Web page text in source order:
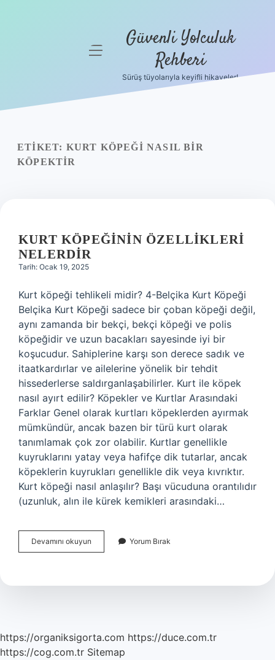
Yasal Uyarı
menüyü Güvenli Yolculuk
Rehberi
Sürüş tüyolarıyla keyifli hikayeler!
ETIKET: KURT KÖPEĞI NASIL BIR
KÖPEKTIR
KURT KÖPEĞININ ÖZELLIKLERI
NELERDIR
Tarih: Ocak 19, 2025
Kurt köpeği tehlikeli midir? 4-Belçika Kurt Köpeği
Belçika Kurt Köpeği sadece bir çoban köpeği değil,
aynı zamanda bir bekçi, bekçi köpeği ve polis
köpeğidir ve uzun bacakları sayesinde iyi bir
koşucudur. Sahiplerine karşı son derece sadık ve
itaatkardırlar ve ailelerine yönelik bir tehdit
hissederlerse saldırganlaşabilirler. Kurt ile köpek
nasıl ayırt edilir? Köpekler ve Kurtlar Arasındaki
Farklar Genel olarak kurtları köpeklerden ayırmak
mümkündür, ancak bazen bir türü kurt olarak
tanımlamak çok zor olabilir. Kurtlar genellikle
kuyruklarını yatay veya hafifçe dik tutarlar, ancak
köpeklerin kuyrukları genellikle dik veya kıvrıktır.
Kurt köpeği nasıl anlaşılır? Başı vücuduna orantılıdır
(uzunluk, alın ile kürek kemikleri arasındaki…
Devamını okuyun
Köpeğinin
Yorum Bırak
https://organiksigorta.com https://duce.com.tr
https://cog.com.tr Sitemap